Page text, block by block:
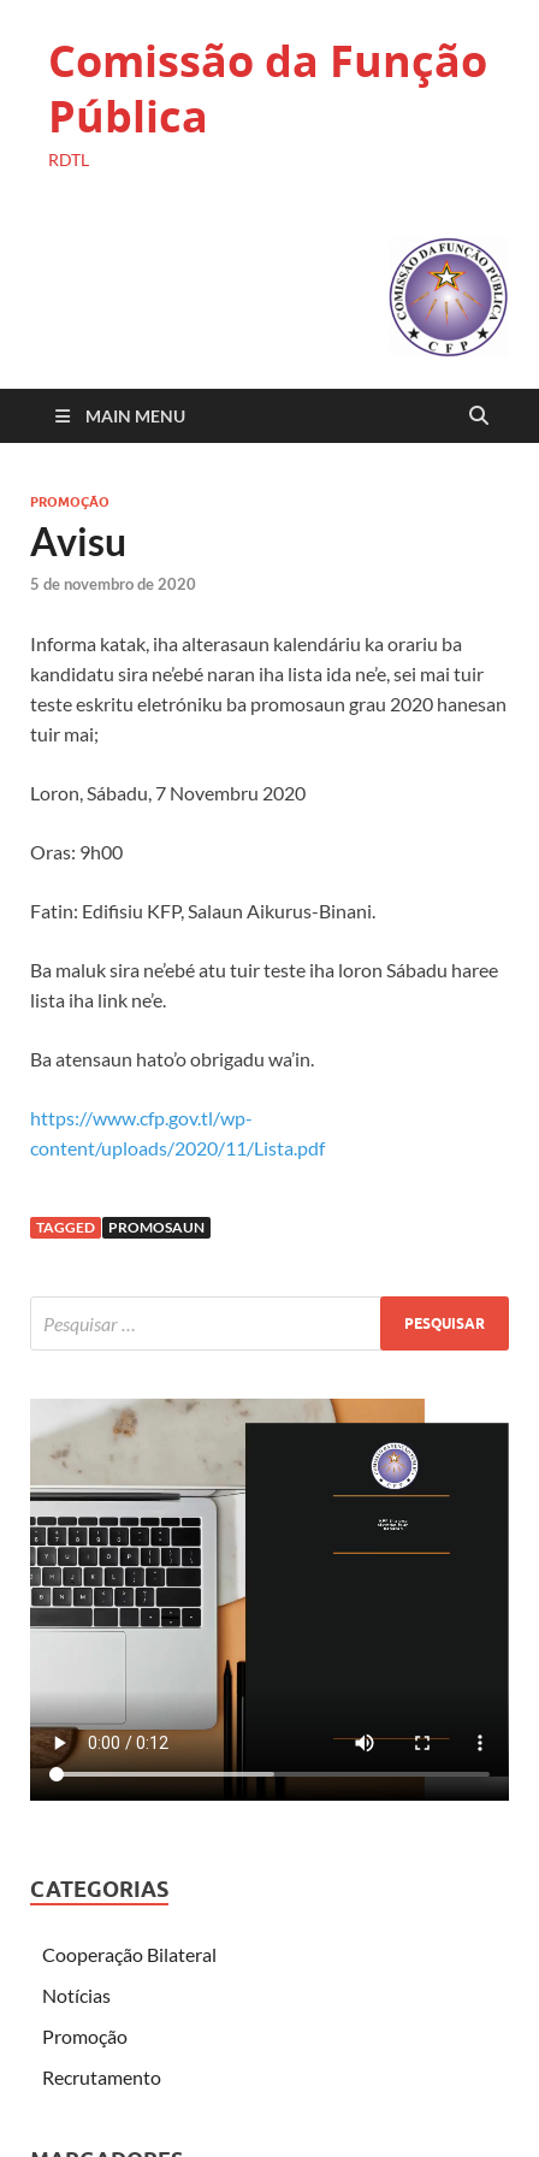
Comissão da Função
Pública
RDTL
MAIN MENU
PROMOÇÃO
Avisu
5 de novembro de 2020
Informa katak, iha alterasaun kalendáriu ka orariu ba
kandidatu sira ne’ebé naran iha lista ida ne’e, sei mai tuir
teste eskritu eletróniku ba promosaun grau 2020 hanesan
tuir mai;
Loron, Sábadu, 7 Novembru 2020
Oras: 9h00
Fatin: Edifisiu KFP, Salaun Aikurus-Binani.
Ba maluk sira ne’ebé atu tuir teste iha loron Sábadu haree
lista iha link ne’e.
Ba atensaun hato’o obrigadu wa’in.
https://www.cfp.gov.tl/wp-
content/uploads/2020/11/Lista.pdf
TAGGED PROMOSAUN
CATEGORIAS
Cooperação Bilateral
Notícias
Promoção
Recrutamento